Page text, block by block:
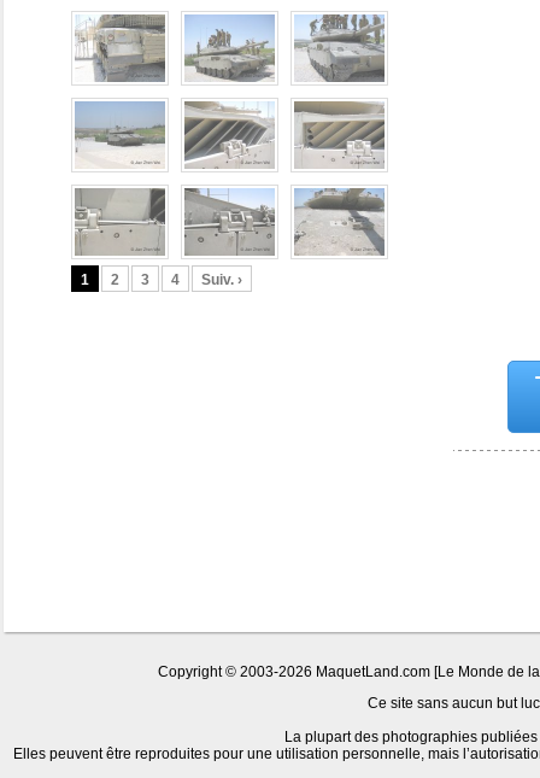
1 2 3 4 Suiv. ›
Copyright © 2003-2026 MaquetLand.com [Le Monde de
Ce site sans aucun but
La plupart des photographies
Elles peuvent être reproduites pour une utilisation personnelle, mais